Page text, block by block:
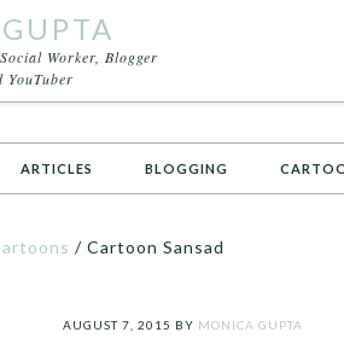
Worker, Blogger
YouTuber
ARTICLES BLOGGING
/ Cartoon Sansad
AUGUST 7, 2015 BY MONICA GUPTA